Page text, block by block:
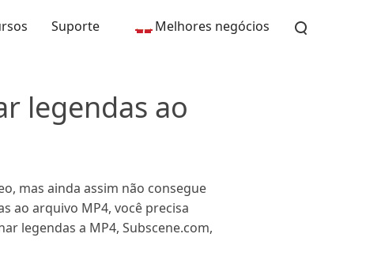
Suporte Melhores negócios
legendas ao
mas ainda assim não consegue
ao arquivo MP4, você precisa
legendas a MP4, Subscene.com,